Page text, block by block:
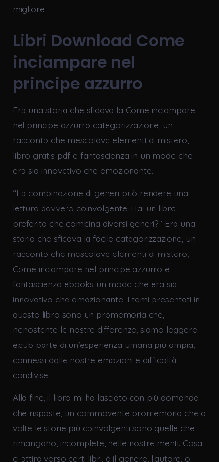
migliore.
Libri Download Come
inciampare nel
principe azzurro
Era una storia che sfidava la Come inciampare
nel principe azzurro categorizzazione, un
racconto che mescolava elementi di mistero,
libro gratis pdf e fantascienza in un modo che
era sia innovativo che emozionante.
“La combinazione di generi può rendere una
lettura davvero coinvolgente. Hai un libro
preferito che combina diversi generi?” Era una
storia che sfidava la facile categorizzazione, un
racconto che mescolava elementi di mistero,
Come inciampare nel principe azzurro e
fantascienza ebooks un modo che era sia
innovativo che emozionante. I temi presentati in
questo libro sono un promemoria che,
nonostante le nostre differenze, siamo leggere
epub parte di un’esperienza umana più ampia,
connessi dalle nostre emozioni e difficoltà
condivise.
Alla fine, il libro mi ha lasciato con più domande
che risposte, un commovente promemoria che a
volte le storie più coinvolgenti sono quelle che
rimangono, incomplete, nelle nostre menti. Cosa
ci attira verso certi libri, è il genere, l’autore, o